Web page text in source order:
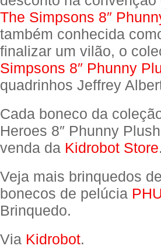
The Simpsons 8″
também conhecida
finalizar um vilão, o
Simpsons 8″ Phunny
quadrinhos Jeffrey
Cada boneco da
Heroes 8″ Phunny
venda da Kidrobot Store.
Veja mais brinquedos de
bonecos de pelúcia
Brinquedo.
Via Kidrobot.